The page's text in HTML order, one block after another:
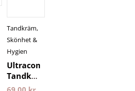
Tandkräm,
Skönhet &
Hygien
Ultracomplex
Tandkräm
med